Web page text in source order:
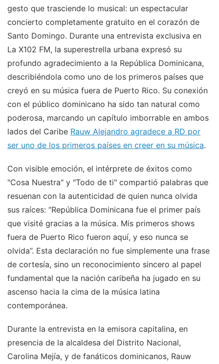
gesto que trasciende lo musical: un espectacular
concierto completamente gratuito en el corazón de
Santo Domingo. Durante una entrevista exclusiva en
La X102 FM, la superestrella urbana expresó su
profundo agradecimiento a la República Dominicana,
describiéndola como uno de los primeros países que
creyó en su música fuera de Puerto Rico. Su conexión
con el público dominicano ha sido tan natural como
poderosa, marcando un capítulo imborrable en ambos
lados del Caribe Rauw Alejandro agradece a RD por
ser uno de los primeros países en creer en su música.
Con visible emoción, el intérprete de éxitos como
"Cosa Nuestra" y "Todo de ti" compartió palabras que
resuenan con la autenticidad de quien nunca olvida
sus raíces: “República Dominicana fue el primer país
que visité gracias a la música. Mis primeros shows
fuera de Puerto Rico fueron aquí, y eso nunca se
olvida”. Esta declaración no fue simplemente una frase
de cortesía, sino un reconocimiento sincero al papel
fundamental que la nación caribeña ha jugado en su
ascenso hacia la cima de la música latina
contemporánea.
Durante la entrevista en la emisora capitalina, en
presencia de la alcaldesa del Distrito Nacional,
Carolina Mejía, y de fanáticos dominicanos, Rauw